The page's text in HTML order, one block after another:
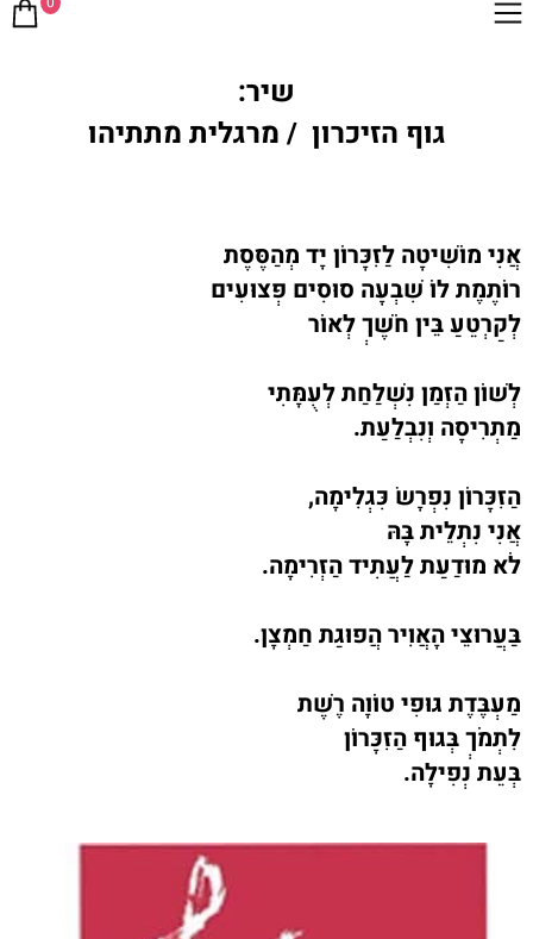
שיר:
גוף הזיכרון / מרגלית מתתיהו
אֲנִי מוֹשִׁיטָה לַזִּכָּרוֹן יָד מְהַסֶּסֶת
רוֹתֶמֶת לוֹ שִׁבְעָה סוּסִים פְּצוּעִים
לְקַרְטֵעַ בֵּין חֹשֶׁךְ לְאוֹר
לְשׁוֹן הַזְּמַן נִשְׁלַחַת לְעֻמָּתִי
מַתְרִיסָה וְנִבְלַעַת.
הַזִּכָּרוֹן נִפְרָשׂ כִּגְלִימָה,
אֲנִי נִתְלֵית בָּהּ
לֹא מוּדַעַת לַעֲתִיד הַזְּרִימָה.
בַּעֲרוּצֵי הָאֲוִיר הֲפוּגַת חַמְצָן.
מַעְבֶּדֶת גּוּפִי טוֹוָה רֶשֶׁת
לִתְמֹךְ בְּגוּף הַזִּכָּרוֹן
בְּעֵת נְפִילָה.